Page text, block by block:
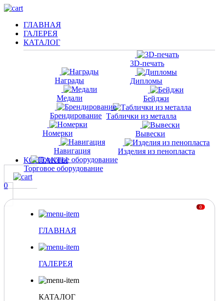
ГЛАВНАЯ
ГАЛЕРЕЯ
КАТАЛОГ
Награды
3D-печать
Медали
Дипломы
Брендирование
Бейджи
Номерки
Таблички из металла
Навигация
Вывески
Торговое оборудование
Изделия из пенопласта
КОНТАКТЫ
0
ГЛАВНАЯ
ГАЛЕРЕЯ
КАТАЛОГ
0